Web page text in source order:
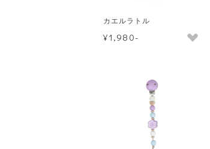
カエルラトル
¥1,980-